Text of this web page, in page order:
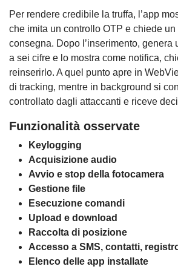
Per rendere credibile la truffa, l’app
che imita un controllo OTP e chiede un
consegna. Dopo l’inserimento, genera
a sei cifre e lo mostra come notifica,
reinserirlo. A quel punto apre in
di tracking, mentre in background si
controllato dagli attaccanti e riceve
Funzionalità osservate
Keylogging
Acquisizione audio
Avvio e stop della fotocamera
Gestione file
Esecuzione comandi
Upload e download
Raccolta di posizione
Accesso a SMS, contatti,
Elenco delle app installate